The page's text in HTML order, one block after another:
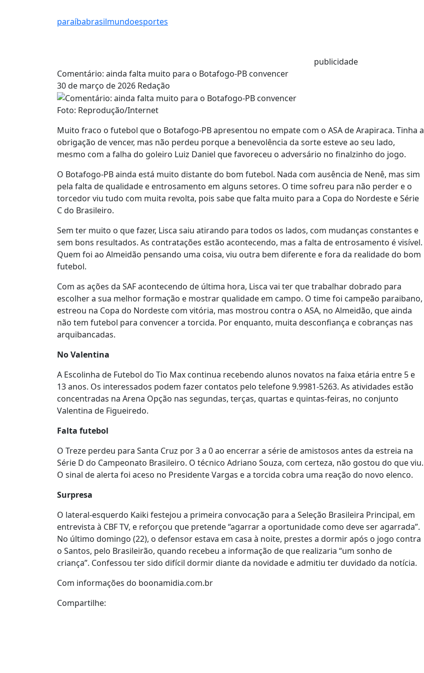
paraíbabrasilmundoesportes
publicidade
Comentário: ainda falta muito para o Botafogo-PB convencer
30 de março de 2026 Redação
Foto: Reprodução/Internet
Muito fraco o futebol que o Botafogo-PB apresentou no empate com o ASA de Arapiraca. Tinha a
obrigação de vencer, mas não perdeu porque a benevolência da sorte esteve ao seu lado,
mesmo com a falha do goleiro Luiz Daniel que favoreceu o adversário no finalzinho do jogo.
O Botafogo-PB ainda está muito distante do bom futebol. Nada com ausência de Nenê, mas sim
pela falta de qualidade e entrosamento em alguns setores. O time sofreu para não perder e o
torcedor viu tudo com muita revolta, pois sabe que falta muito para a Copa do Nordeste e Série
C do Brasileiro.
Sem ter muito o que fazer, Lisca saiu atirando para todos os lados, com mudanças constantes e
sem bons resultados. As contratações estão acontecendo, mas a falta de entrosamento é visível.
Quem foi ao Almeidão pensando uma coisa, viu outra bem diferente e fora da realidade do bom
futebol.
Com as ações da SAF acontecendo de última hora, Lisca vai ter que trabalhar dobrado para
escolher a sua melhor formação e mostrar qualidade em campo. O time foi campeão paraibano,
estreou na Copa do Nordeste com vitória, mas mostrou contra o ASA, no Almeidão, que ainda
não tem futebol para convencer a torcida. Por enquanto, muita desconfiança e cobranças nas
arquibancadas.
No Valentina
A Escolinha de Futebol do Tio Max continua recebendo alunos novatos na faixa etária entre 5 e
13 anos. Os interessados podem fazer contatos pelo telefone 9.9981-5263. As atividades estão
concentradas na Arena Opção nas segundas, terças, quartas e quintas-feiras, no conjunto
Valentina de Figueiredo.
Falta futebol
O Treze perdeu para Santa Cruz por 3 a 0 ao encerrar a série de amistosos antes da estreia na
Série D do Campeonato Brasileiro. O técnico Adriano Souza, com certeza, não gostou do que viu.
O sinal de alerta foi aceso no Presidente Vargas e a torcida cobra uma reação do novo elenco.
Surpresa
O lateral-esquerdo Kaiki festejou a primeira convocação para a Seleção Brasileira Principal, em
entrevista à CBF TV, e reforçou que pretende “agarrar a oportunidade como deve ser agarrada”.
No último domingo (22), o defensor estava em casa à noite, prestes a dormir após o jogo contra
o Santos, pelo Brasileirão, quando recebeu a informação de que realizaria “um sonho de
criança”. Confessou ter sido difícil dormir diante da novidade e admitiu ter duvidado da notícia.
Com informações do boonamidia.com.br
Compartilhe: